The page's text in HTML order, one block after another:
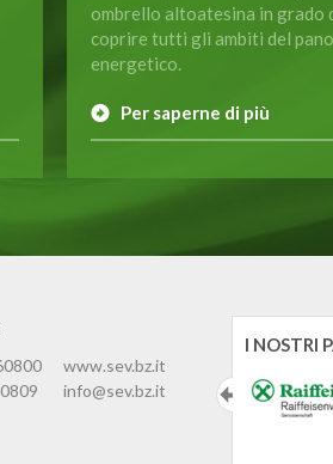
ombrello altoatesina in grado
coprire tutti gli ambiti del
energetico.
Per saperne di più
www.sev.bz.it
info@sev.bz.it
I NOSTRI